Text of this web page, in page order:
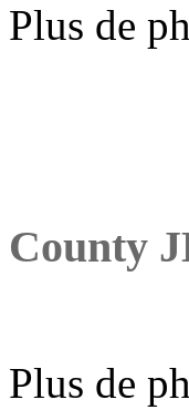
Plus de
County
Plus de